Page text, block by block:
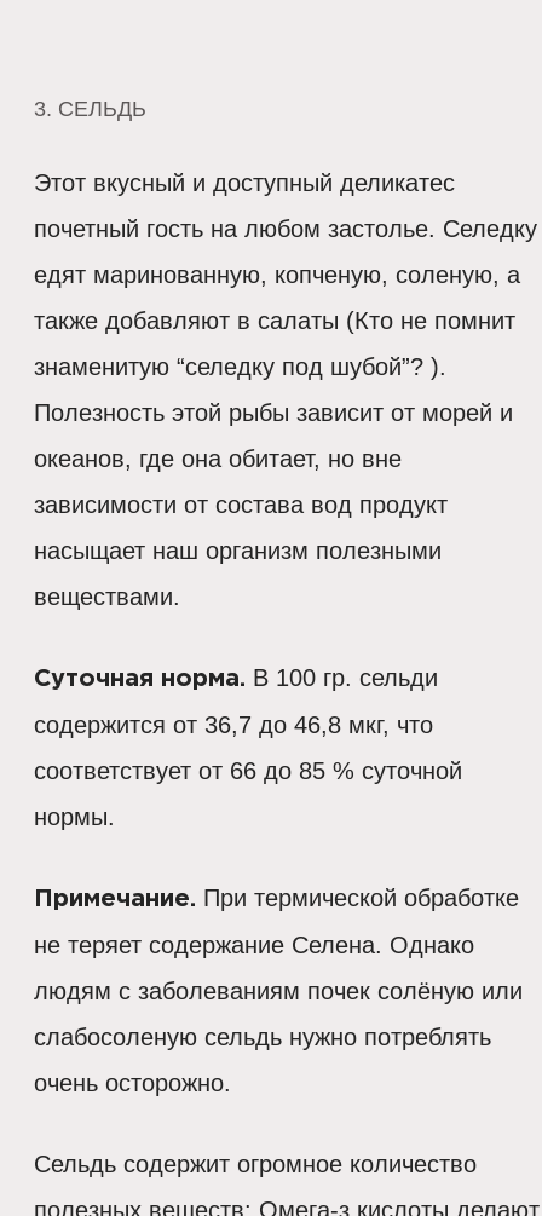
3. СЕЛЬДЬ
Этот вкусный и доступный деликатес
почетный гость на любом застолье. Селедку
едят маринованную, копченую, соленую, а
также добавляют в салаты (Кто не помнит
знаменитую “селедку под шубой”? ).
Полезность этой рыбы зависит от морей и
океанов, где она обитает, но вне
зависимости от состава вод продукт
насыщает наш организм полезными
веществами.
Суточная норма. В 100 гр. сельди
содержится от 36,7 до 46,8 мкг, что
соответствует от 66 до 85 % суточной
нормы.
Примечание. При термической обработке
не теряет содержание Селена. Однако
людям с заболеваниям почек солёную или
слабосоленую сельдь нужно потреблять
очень осторожно.
Сельдь содержит огромное количество
полезных веществ: Омега-з кислоты делают